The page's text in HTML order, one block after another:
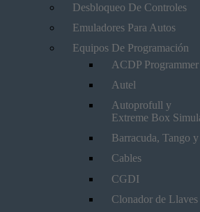
Desbloqueo De Controles
Emuladores Para Autos
Equipos De Programación
ACDP Programmer
Autel
Autoprofull y
Extreme Box
Barracuda, Tango
Cables
CGDI
Clonador de Llaves